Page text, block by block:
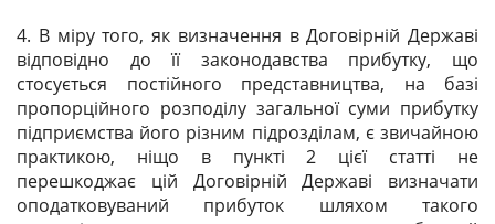
4. В міру того, як визначення в Договірній Державі
відповідно до її законодавства прибутку, що
стосується постійного представництва, на базі
пропорційного розподілу загальної суми прибутку
підприємства його різним підрозділам, є звичайною
практикою, ніщо в пункті 2 цієї статті не
перешкоджає цій Договірній Державі визначати
оподатковуваний прибуток шляхом такого